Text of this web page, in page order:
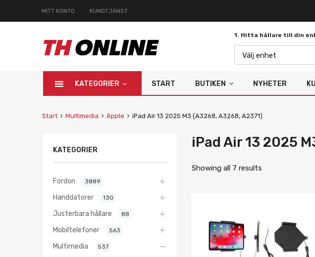
MITT KONTO KUNDTJÄNST
1. Hitta hållare till din
Välj enhet
KATEGORIER START BUTIKEN NYHETER
Start Multimedia Apple iPad Air 13 2025 M3 (A3268, A3268, A2371)
iPad Air 13 2025
Showing all 7 results
KATEGORIER
Fordon 3889
Handdatorer 130
Justerbara hållare 88
Mobiltelefoner 563
Multimedia 537